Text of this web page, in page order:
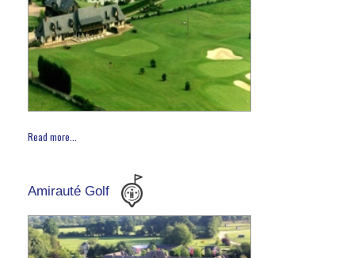
Read more...
Amirauté Golf